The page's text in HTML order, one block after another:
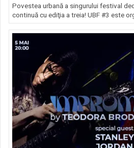
Povestea urbană a singurului festival
continuă cu ediţia a treia! UBF #3 este